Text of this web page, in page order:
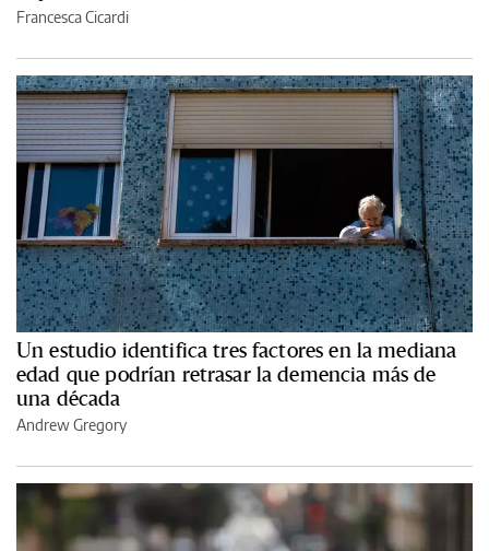
Francesca Cicardi
Un estudio identifica tres factores en la mediana
edad que podrían retrasar la demencia más de
una década
Andrew Gregory